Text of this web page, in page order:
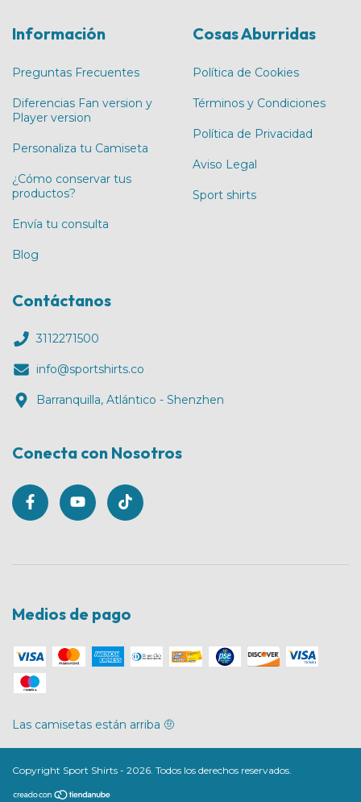
Información
Preguntas Frecuentes
Diferencias Fan version y
Player version
Personaliza tu Camiseta
¿Cómo conservar tus
productos?
Envía tu consulta
Blog
Cosas Aburridas
Política de Cookies
Términos y Condiciones
Política de Privacidad
Aviso Legal
Sport shirts
Contáctanos
3112271500
info@sportshirts.co
Barranquilla, Atlántico - Shenzhen
Conecta con Nosotros
Medios de pago
Las camisetas están arriba 🤨
Copyright Sport Shirts - 2026. Todos los derechos reservados.